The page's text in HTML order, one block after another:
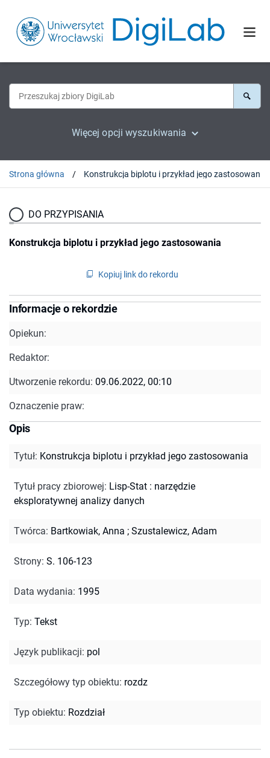
Więcej opcji wyszukiwania
Strona główna Konstrukcja biplotu i przykład jego zastosowania
DO PRZYPISANIA
Konstrukcja biplotu i przykład jego zastosowania
Kopiuj link do rekordu
Informacje o rekordzie
Opiekun:
Redaktor:
Utworzenie rekordu: 09.06.2022, 00:10
Oznaczenie praw:
Opis
Tytuł: Konstrukcja biplotu i przykład jego zastosowania
Tytuł pracy zbiorowej: Lisp-Stat : narzędzie
eksploratywnej analizy danych
Twórca: Bartkowiak, Anna ; Szustalewicz, Adam
Strony: S. 106-123
Data wydania: 1995
Typ: Tekst
Język publikacji: pol
Szczegółowy typ obiektu: rozdz
Typ obiektu: Rozdział